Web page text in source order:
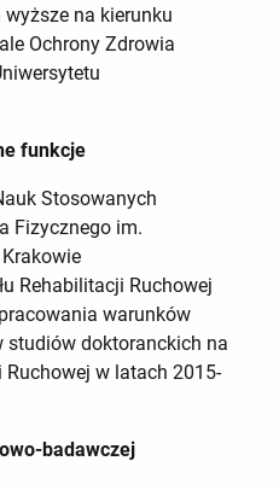
na kierunku
Ochrony Zdrowia
funkcje
Stosowanych
Fizycznego im.
Rehabilitacji Ruchowej
warunków
studiów doktoranckich na
w latach 2015-
badawczej